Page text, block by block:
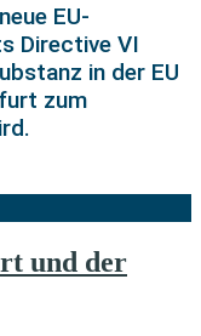
EU-
Directive VI
in der EU
zum
und der